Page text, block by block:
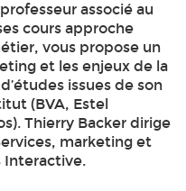
associé au
cours approche
vous propose un
et les enjeux de la
issues de son
(BVA, Estel
Thierry Backer dirige
marketing et
Interactive.